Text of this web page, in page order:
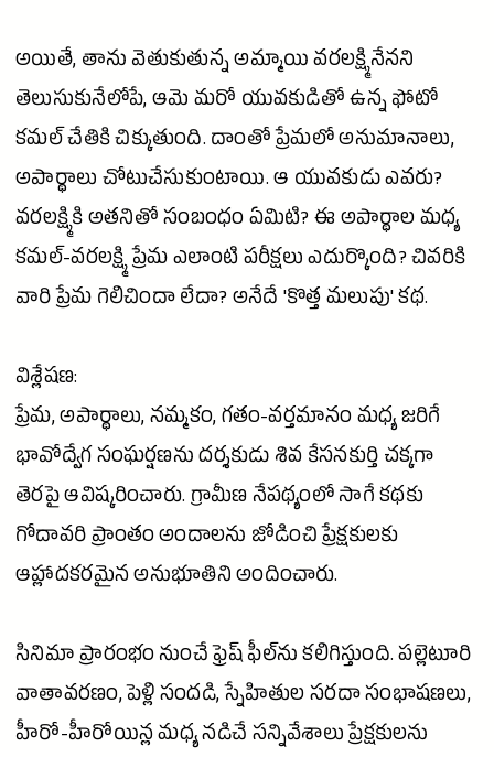
అయితే, తాను వెతుకుతున్నఅమ్మాయివరలక్ష్మినేనని
తెలుసుకునేలోపే, ఆమె మరో యువకుడితో ఉన్న ఫోటో
కమల్ చేతికి చిక్కుతుంది. దాంతో ప్రేమలో అనుమానాలు,
అపార్థాలు చోటుచేసుకుంటాయి. ఆ యువకుడు ఎవరు?
వరలక్ష్మికి అతనితో సంబంధం ఏమిటి? ఈ అపార్థాల మధ్య
కమల్-వరలక్ష్మిప్రేమఎలాంటి పరీక్షలు ఎదుర్కొంది? చివరికి
వారిప్రేమ గెలిచిందా లేదా? అనేదే 'కొత్త మలుపు' కథ.
విశ్లేషణ:
ప్రేమ, అపార్థాలు, నమ్మకం, గతం-వర్తమానం మధ్య జరిగే
భావోద్వేగ సంఘర్షణను దర్శకుడు శివ కేసనకుర్తి చక్కగా
తెరపై ఆవిష్కరించారు. గ్రామీణ నేపథ్యంలో సాగే కథకు
గోదావరిప్రాంతం అందాలను జోడించి ప్రేక్షకులకు
ఆహ్లాదకరమైన అనుభూతిని అందించారు.
సినిమా ప్రారంభం నుంచే ఫ్రెష్ ఫీల్‌ను కలిగిస్తుంది. పల్లెటూరి
వాతావరణం,పెళ్లిసందడి, స్నేహితుల సరదా సంభాషణలు,
హీరో-హీరోయిన్ల మధ్య నడిచే సన్నివేశాలు ప్రేక్షకులను